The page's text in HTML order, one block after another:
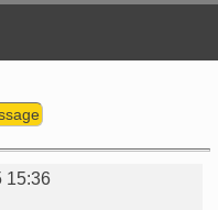
15:36